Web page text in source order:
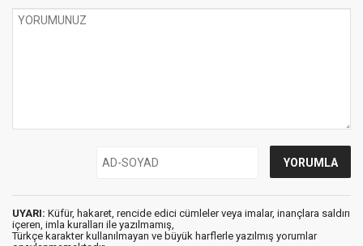
UYARI: Küfür, hakaret, rencide edici cümleler veya imalar, inançlara saldırı
içeren, imla kuralları ile yazılmamış,
Türkçe karakter kullanılmayan ve büyük harflerle yazılmış yorumlar